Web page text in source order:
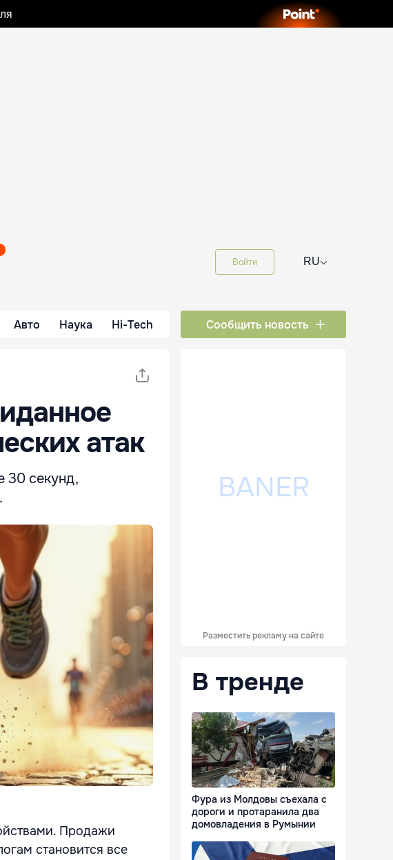
Войти RU⌵
Авто Наука Hi-Tech Сообщить новость
атак
30 секунд,
Продажи
становится все
Разместить рекламу на сайте
В тренде
Фура из Молдовы съехала с
дороги и протаранила два
домовладения в Румынии